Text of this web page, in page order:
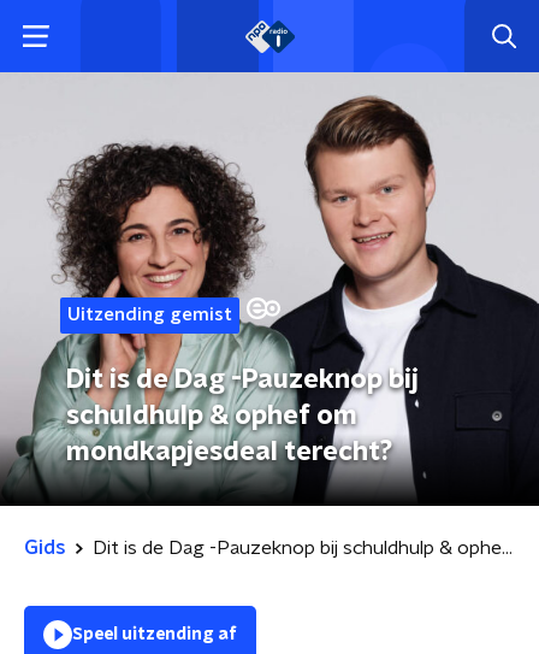
Uitzending gemist
Dit is de Dag -Pauzeknop bij
schuldhulp & ophef om
mondkapjesdeal terecht?
Gids Dit is de Dag -Pauzeknop bij schuldhulp & ophef om mondkapjesdeal terecht?
Speel uitzending af